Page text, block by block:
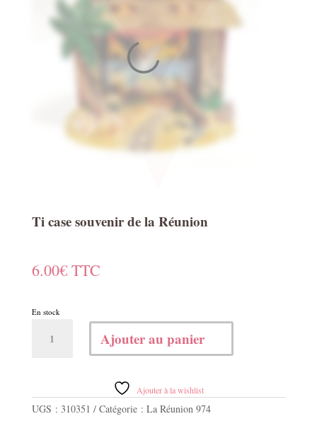
Ti case souvenir de la Réunion
6.00€ TTC
En stock
de
la
Ajouter au panier
Ajouter à la wishlist
UGS : 310351 Catégorie : La Réunion 974